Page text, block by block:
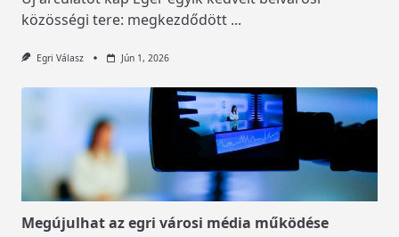
közösségi tere: megkezdődött ...
Egri Válasz Jún 1, 2026
Megújulhat az egri városi média működése